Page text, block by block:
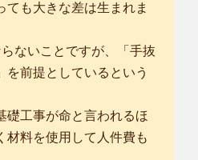
ても大きな差は生まれま
ないことですが、「手抜
を前提としているという
礎工事が命と言われるほ
材料を使用して人件費も